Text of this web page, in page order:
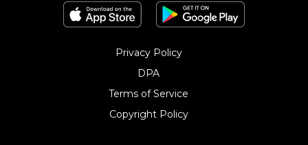
Privacy Policy
DPA
Terms of Service
Copyright Policy‎